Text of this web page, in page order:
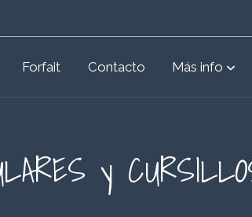
Forfait Contacto Más info
y